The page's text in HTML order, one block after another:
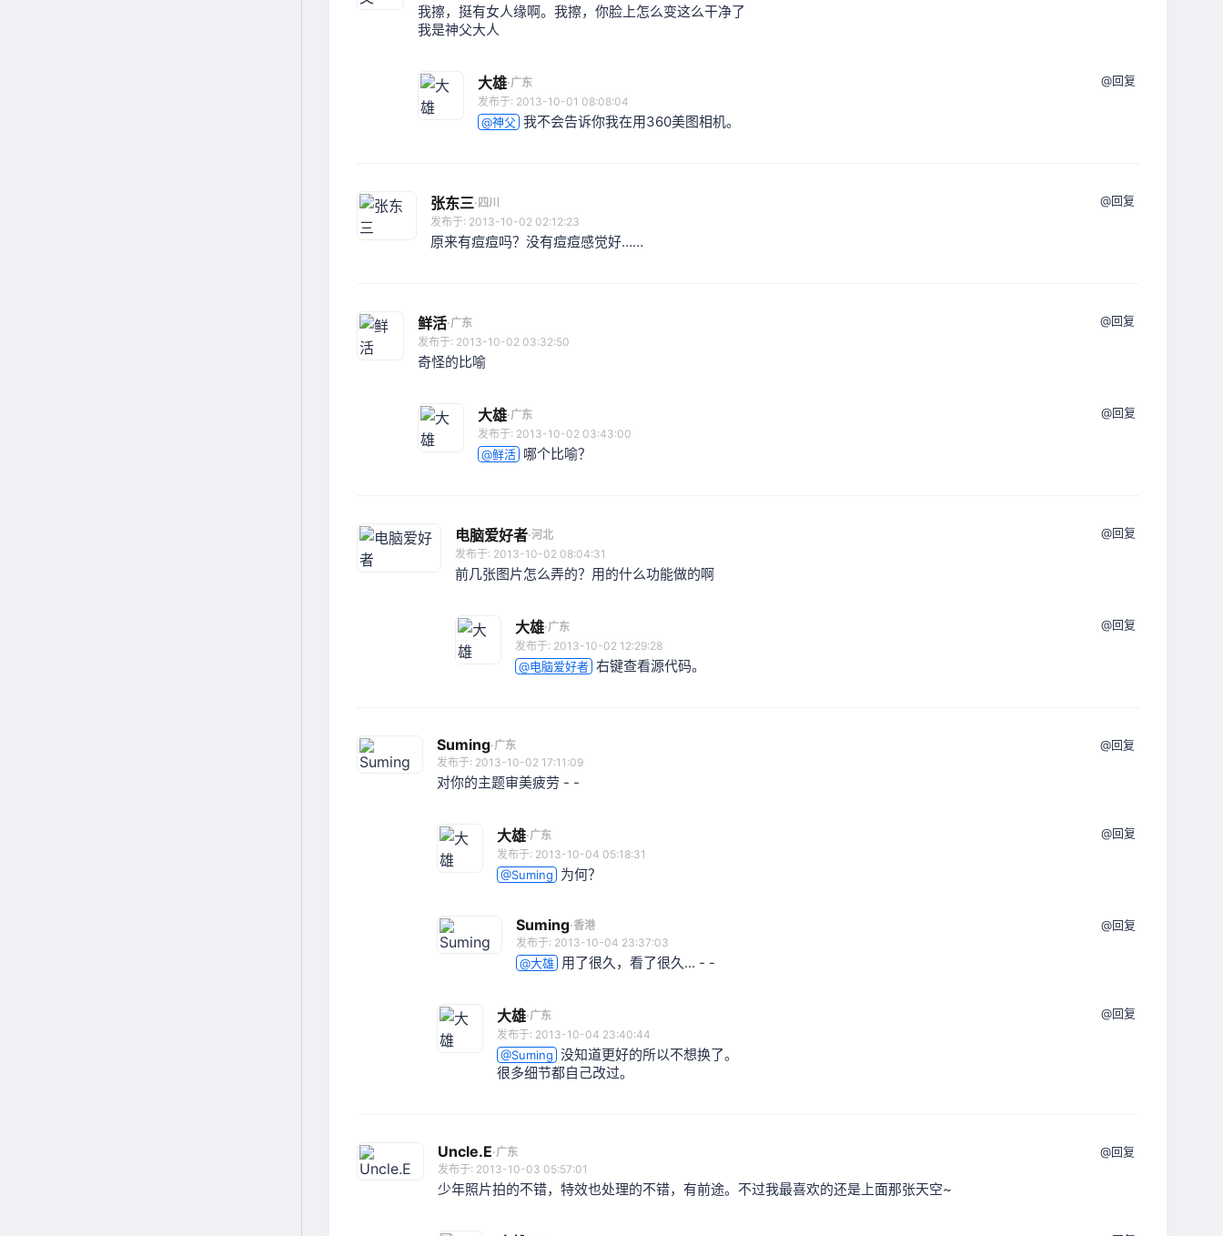
我擦，挺有女人缘啊。我擦，你脸上怎么变这么干净了
我是神父大人
大雄·广东
发布于: 2013-10-01 08:08:04
@神父 我不会告诉你我在用360美图相机。
@回复
张东三· 四川
发布于: 2013-10-02 02:12:23
原来有痘痘吗？没有痘痘感觉好……
@回复
鲜活·广东
发布于: 2013-10-02 03:32:50
奇怪的比喻
@回复
大雄·广东
发布于: 2013-10-02 03:43:00
@鲜活 哪个比喻？
@回复
电脑爱好者·河北
发布于: 2013-10-02 08:04:31
前几张图片怎么弄的？用的什么功能做的啊
@回复
大雄·广东
发布于: 2013-10-02 12:29:28
@电脑爱好者 右键查看源代码。
@回复
Suming·广东
发布于: 2013-10-02 17:11:09
对你的主题审美疲劳 - -
@回复
大雄·广东
发布于: 2013-10-04 05:18:31
@Suming 为何？
@回复
Suming·香港
发布于: 2013-10-04 23:37:03
@大雄 用了很久，看了很久... - -
@回复
大雄·广东
发布于: 2013-10-04 23:40:44
@Suming 没知道更好的所以不想换了。
很多细节都自己改过。
@回复
Uncle.E·广东
发布于: 2013-10-03 05:57:01
少年照片拍的不错，特效也处理的不错，有前途。不过我最喜欢的还是上面那张天空~
@回复